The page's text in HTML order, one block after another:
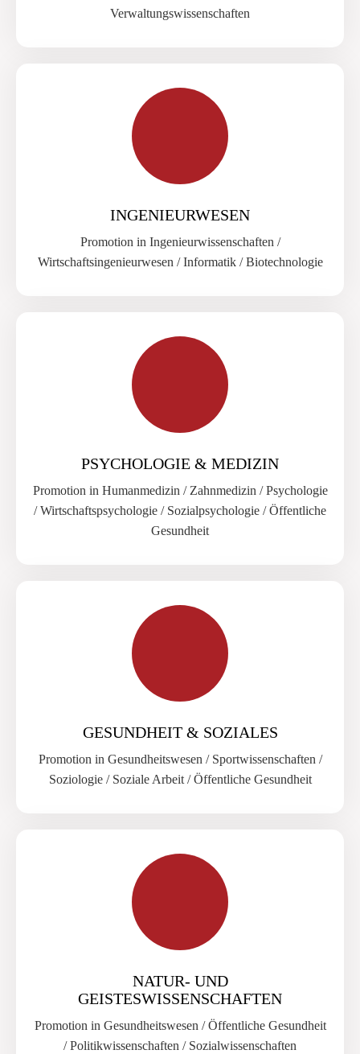
Verwaltungswissenschaften
INGENIEURWESEN
Promotion in Ingenieurwissenschaften /
Wirtschaftsingenieurwesen / Informatik / Biotechnologie
PSYCHOLOGIE & MEDIZIN
Promotion in Humanmedizin / Zahnmedizin / Psychologie
/ Wirtschaftspsychologie / Sozialpsychologie / Öffentliche
Gesundheit
GESUNDHEIT & SOZIALES
Promotion in Gesundheitswesen / Sportwissenschaften /
Soziologie / Soziale Arbeit / Öffentliche Gesundheit
NATUR- UND
GEISTESWISSENSCHAFTEN
Promotion in Gesundheitswesen / Öffentliche Gesundheit
/ Politikwissenschaften / Sozialwissenschaften